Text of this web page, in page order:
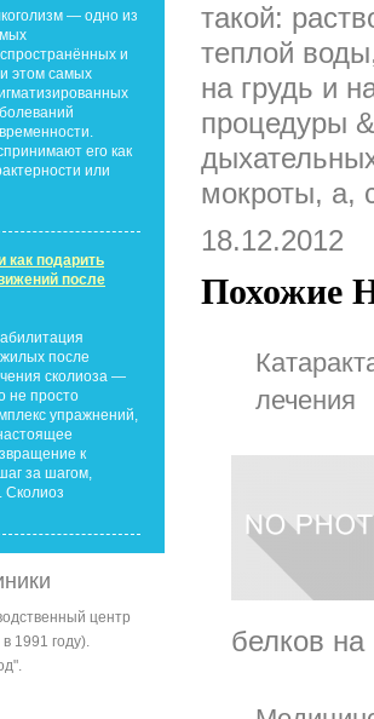
— одно из
и
этом самых
его как
или
как подарить
после
после
сколиоза —
не просто
упражнений,
к
за шагом,
Сколиоз
центр
1991 году).
такой:
теплой
на грудь и
процедуры
мокроты, а,
18.12.2012
Похожие
лечения
белков